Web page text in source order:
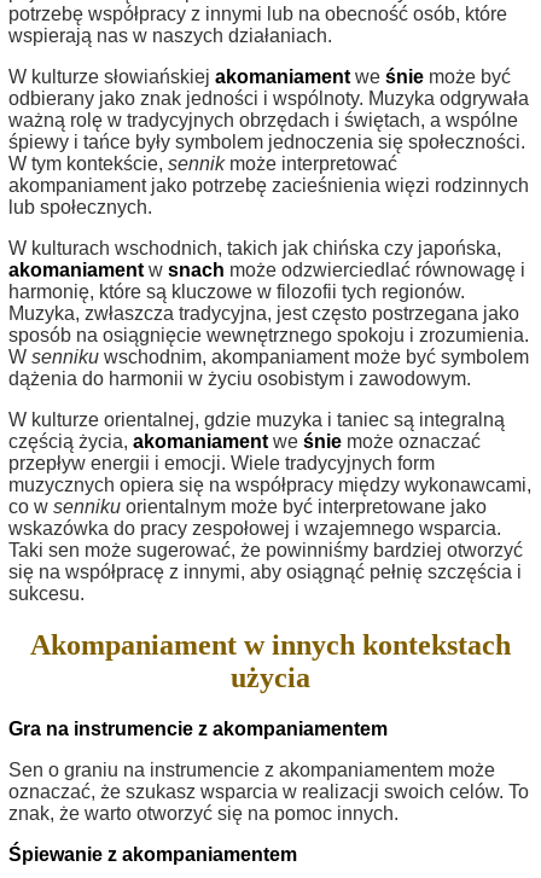
potrzebę współpracy z innymi lub na obecność osób, które
wspierają nas w naszych działaniach.
W kulturze słowiańskiej akomaniament we śnie może być
odbierany jako znak jedności i wspólnoty. Muzyka odgrywała
ważną rolę w tradycyjnych obrzędach i świętach, a wspólne
śpiewy i tańce były symbolem jednoczenia się społeczności.
W tym kontekście, sennikmoże interpretować
akompaniament jako potrzebę zacieśnienia więzi rodzinnych
lub społecznych.
W kulturach wschodnich, takich jak chińska czy japońska,
akomaniament w snach może odzwierciedlać równowagę i
harmonię, które są kluczowe w filozofii tych regionów.
Muzyka, zwłaszcza tradycyjna, jest często postrzegana jako
sposób na osiągnięcie wewnętrznego spokoju i zrozumienia.
W senniku wschodnim, akompaniament może być symbolem
dążenia do harmonii w życiu osobistym i zawodowym.
W kulturze orientalnej, gdzie muzyka i taniec są integralną
częścią życia, akomaniament we śnie może oznaczać
przepływ energii i emocji. Wiele tradycyjnych form
muzycznych opiera się na współpracy między wykonawcami,
co w senniku orientalnym może być interpretowane jako
wskazówka do pracy zespołowej i wzajemnego wsparcia.
Taki sen może sugerować, że powinniśmy bardziej otworzyć
się na współpracę z innymi, aby osiągnąć pełnię szczęścia i
sukcesu.
Akompaniament w innych kontekstach
użycia
Gra na instrumencie z akompaniamentem
Sen o graniu na instrumencie z akompaniamentem może
oznaczać, że szukasz wsparcia w realizacji swoich celów. To
znak, że warto otworzyć się na pomoc innych.
Śpiewanie z akompaniamentem